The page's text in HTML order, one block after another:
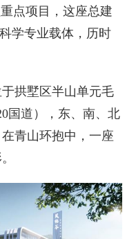
点项目，这座总建
学专业载体，历时
拱墅区半山单元毛
国道），东、南、北
青山环抱中，一座